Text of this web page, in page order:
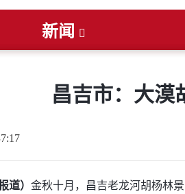
新闻
昌吉市：大漠
道） 金秋十月，昌吉老龙河胡杨林